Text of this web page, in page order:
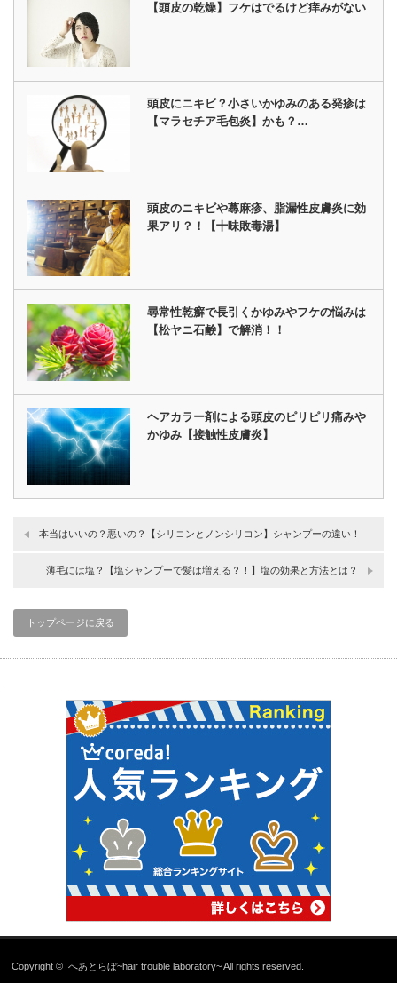
【頭皮の乾燥】フケはでるけど痒みがない
頭皮にニキビ？小さいかゆみのある発疹は
【マラセチア毛包炎】かも？…
頭皮のニキビや蕁麻疹、脂漏性皮膚炎に効
果アリ？！【十味敗毒湯】
尋常性乾癬で長引くかゆみやフケの悩みは
【松ヤニ石鹸】で解消！！
ヘアカラー剤による頭皮のピリピリ痛みや
かゆみ【接触性皮膚炎】
本当はいいの？悪いの？【シリコンとノンシリコン】シャンプーの違い！
薄毛には塩？【塩シャンプーで髪は増える？！】塩の効果と方法とは？
トップページに戻る
Copyright ©へあとらぼ~hair trouble laboratory~All rights reserved.